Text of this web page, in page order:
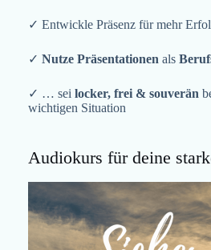
✓ Entwickle Präsenz für mehr
✓ Nutze Präsentationen als
✓ … sei locker, frei & souverän
wichtigen Situation
Audiokurs für deine